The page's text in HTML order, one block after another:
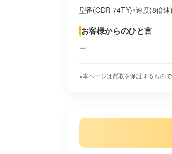
型番(CDR-74TY)・速度(8倍
お客様からのひと言
ー
※本ページは買取を保証するもの